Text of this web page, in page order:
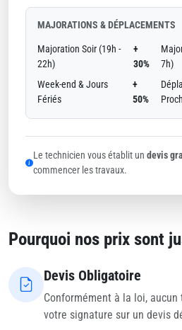
MAJORATIONS & DÉPLACEMENTS
Majoration Soir (19h -
22h)
+
30%
7h)
Week-end & Jours
Fériés
+
50%
Le technicien vous établit un devis
commencer les travaux.
Pourquoi nos prix sont
Devis Obligatoire
Conformément à la loi,
votre signature sur un devis